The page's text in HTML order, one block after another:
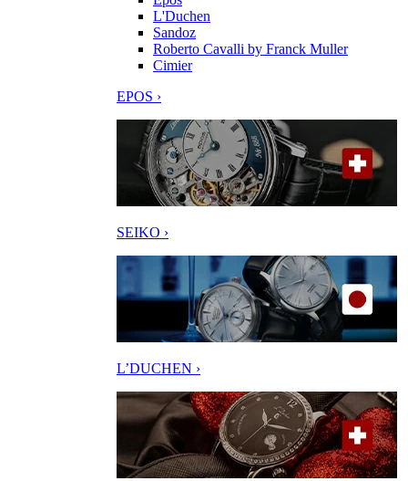
L'Duchen
Sandoz
Roberto Cavalli by Franck Muller
Cimier
EPOS ›
SEIKO ›
L’DUCHEN ›